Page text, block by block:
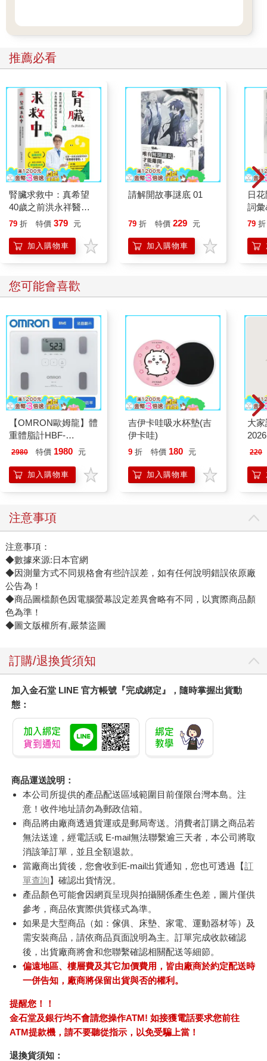
推薦必看
腎臟求救中：真希望
40歲之前洪永祥醫師
就告訴我這些事
79 折 特價 379 元
加入購物車
請解開故事謎底 01
79 折 特價 229 元
加入購物車
日
詞
79 折
您可能會喜歡
【OMRON歐姆龍】體
重體脂計HBF-
212W+送原價2980元
221053
2980 特價 1980 元
加入購物車
吉伊卡哇吸水杯墊(吉
伊卡哇)
9 折 特價 180 元
加入購物車
大
220
注意事項
注意事項：
◆數據來源:日本官網
◆因測量方式不同規格會有些許誤差，如有任何說明錯誤依原廠
公告為！
◆商品圖檔顏色因電腦螢幕設定差異會略有不同，以實際商品顏
色為準！
◆圖文版權所有,嚴禁盜圖
訂購/退換貨須知
加入金石堂 LINE 官方帳號『完成綁定』，隨時掌握出貨動
態：
商品運送說明：
本公司所提供的產品配送區域範圍目前僅限台灣本島。注
意！收件地址請勿為郵政信箱。
商品將由廠商透過貨運或是郵局寄送。消費者訂購之商品若
無法送達，經電話或 E-mail無法聯繫逾三天者，本公司將取
消該筆訂單，並且全額退款。
當廠商出貨後，您會收到E-mail出貨通知，您也可透過【訂
單查詢】確認出貨情況。
產品顏色可能會因網頁呈現與拍攝關係產生色差，圖片僅供
參考，商品依實際供貨樣式為準。
如果是大型商品（如：傢俱、床墊、家電、運動器材等）及
需安裝商品，請依商品頁面說明為主。訂單完成收款確認
後，出貨廠商將會和您聯繫確認相關配送等細節。
偏遠地區、樓層費及其它加價費用，皆由廠商於約定配送時
一併告知，廠商將保留出貨與否的權利。
提醒您！！
金石堂及銀行均不會請您操作ATM! 如接獲電話要求您前往
ATM提款機，請不要聽從指示，以免受騙上當！
退換貨須知：